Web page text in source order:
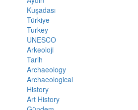
Kuşadası
Türkiye
Turkey
UNESCO
Arkeoloji
Tarih
Archaeology
Archaeological
History
Art History